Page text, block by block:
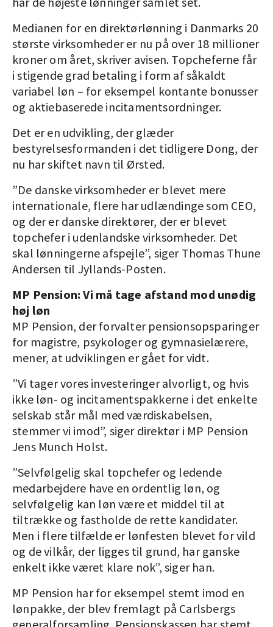
Medianen for en direktørlønning i Danmarks 20
største virksomheder er nu på over 18 millioner
kroner om året, skriver avisen. Topcheferne får
i stigende grad betaling i form af såkaldt
variabel løn – for eksempel kontante bonusser
og aktiebaserede incitamentsordninger.
Det er en udvikling, der glæder
bestyrelsesformanden i det tidligere Dong, der
nu har skiftet navn til Ørsted.
”De danske virksomheder er blevet mere
internationale, flere har udlændinge som CEO,
og der er danske direktører, der er blevet
topchefer i udenlandske virksomheder. Det
skal lønningerne afspejle”, siger Thomas Thune
Andersen til Jyllands-Posten.
MP Pension: Vi må tage afstand mod unødig
høj løn
MP Pension, der forvalter pensionsopsparinger
for magistre, psykologer og gymnasielærere,
mener, at udviklingen er gået for vidt.
”Vi tager vores investeringer alvorligt, og hvis
ikke løn- og incitamentspakkerne i det enkelte
selskab står mål med værdiskabelsen,
stemmer vi imod”, siger direktør i MP Pension
Jens Munch Holst.
”Selvfølgelig skal topchefer og ledende
medarbejdere have en ordentlig løn, og
selvfølgelig kan løn være et middel til at
tiltrække og fastholde de rette kandidater.
Men i flere tilfælde er lønfesten blevet for vild
og de vilkår, der ligges til grund, har ganske
enkelt ikke været klare nok”, siger han.
MP Pension har for eksempel stemt imod en
lønpakke, der blev fremlagt på Carlsbergs